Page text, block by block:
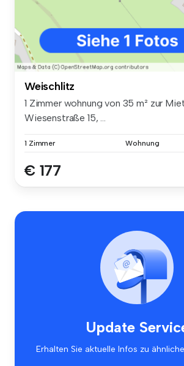
Weischlitz
1 Zimmer wohnung von 35 m² zur
Wiesenstraße 15, ...
1 Zimmer Wohnung
€ 177
Update
Erhalten Sie aktuelle Infos zu